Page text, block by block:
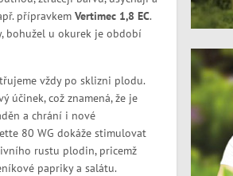
přípravkem Vertimec 1,8 EC.
bohužel u okurek je období
vždy po sklizni plodu.
účinek, což znamená, že je
a chrání i nové
80 WG dokáže stimulovat
rustu plodin, pricemž
papriky a salátu.